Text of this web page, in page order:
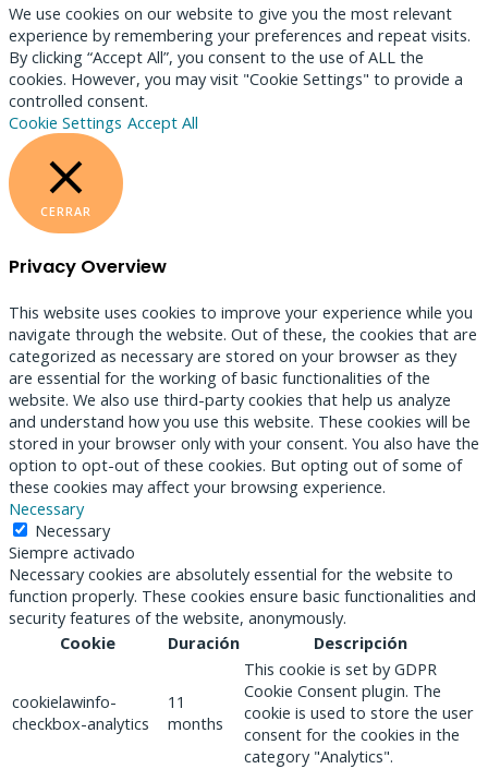
We use cookies on our website to give you the most relevant
experience by remembering your preferences and repeat visits.
By clicking “Accept All”, you consent to the use of ALL the
cookies. However, you may visit "Cookie Settings" to provide a
controlled consent.
Cookie Settings Accept All
CERRAR
Privacy Overview
This website uses cookies to improve your experience while you
navigate through the website. Out of these, the cookies that are
categorized as necessary are stored on your browser as they
are essential for the working of basic functionalities of the
website. We also use third-party cookies that help us analyze
and understand how you use this website. These cookies will be
stored in your browser only with your consent. You also have the
option to opt-out of these cookies. But opting out of some of
these cookies may affect your browsing experience.
Necessary
Necessary
Siempre activado
Necessary cookies are absolutely essential for the website to
function properly. These cookies ensure basic functionalities and
security features of the website, anonymously.
Cookie
Duración Descripción
cookielawinfo-
checkbox-analytics
11
months
This cookie is set by GDPR
Cookie Consent plugin. The
cookie is used to store the user
consent for the cookies in the
category "Analytics".